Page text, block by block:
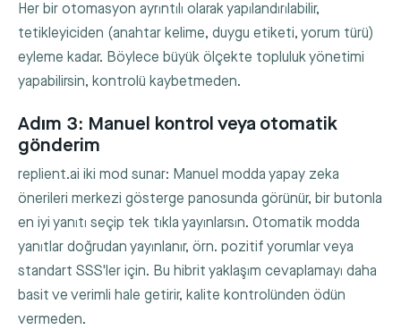
Her bir otomasyon ayrıntılı olarak yapılandırılabilir,
tetikleyiciden (anahtar kelime, duygu etiketi, yorum türü)
eyleme kadar. Böylece büyük ölçekte topluluk yönetimi
yapabilirsin, kontrolü kaybetmeden.
Adım 3: Manuel kontrol veya otomatik
gönderim
replient.ai iki mod sunar: Manuel modda yapay zeka
önerileri merkezi gösterge panosunda görünür, bir butonla
en iyi yanıtı seçip tek tıkla yayınlarsın. Otomatik modda
yanıtlar doğrudan yayınlanır, örn. pozitif yorumlar veya
standart SSS'ler için. Bu hibrit yaklaşım cevaplamayı daha
basit ve verimli hale getirir, kalite kontrolünden ödün
vermeden.